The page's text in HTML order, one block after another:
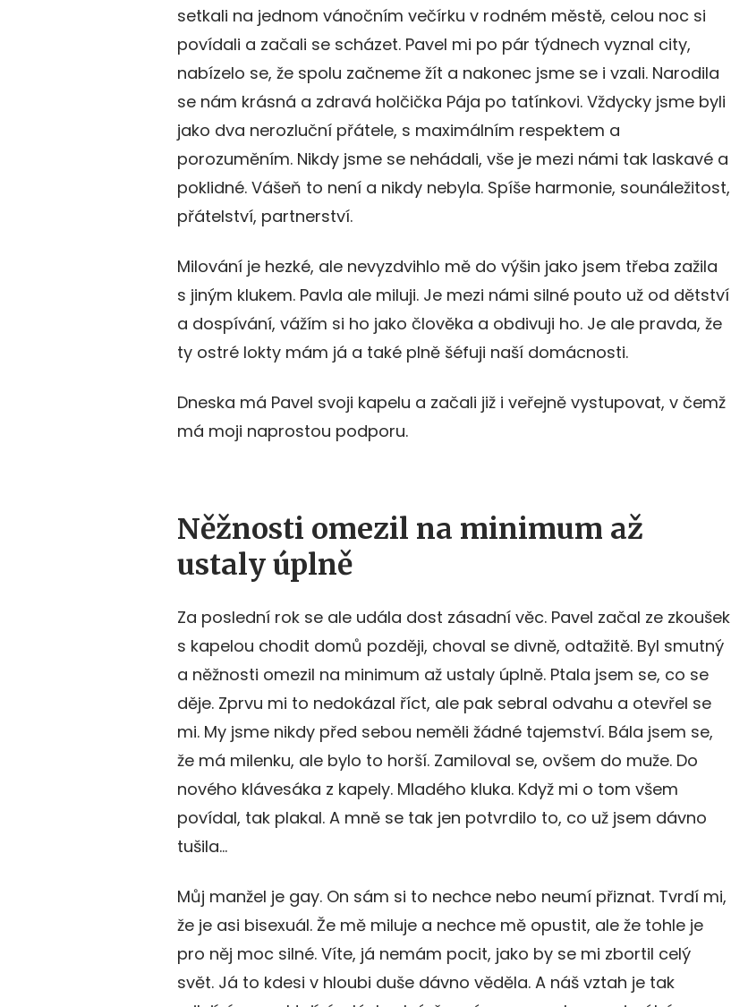
setkali na jednom vánočním večírku v rodném městě, celou noc si
povídali a začali se scházet. Pavel mi po pár týdnech vyznal city,
nabízelo se, že spolu začneme žít a nakonec jsme se i vzali. Narodila
se nám krásná a zdravá holčička Pája po tatínkovi. Vždycky jsme byli
jako dva nerozluční přátele, s maximálním respektem a
porozuměním. Nikdy jsme se nehádali, vše je mezi námi tak laskavé a
poklidné. Vášeň to není a nikdy nebyla. Spíše harmonie, sounáležitost,
přátelství, partnerství.
Milování je hezké, ale nevyzdvihlo mě do výšin jako jsem třeba zažila
s jiným klukem. Pavla ale miluji. Je mezi námi silné pouto už od dětství
a dospívání, vážím si ho jako člověka a obdivuji ho. Je ale pravda, že
ty ostré lokty mám já a také plně šéfuji naší domácnosti.
Dneska má Pavel svoji kapelu a začali již i veřejně vystupovat, v čemž
má moji naprostou podporu.
Něžnosti omezil na minimum až
ustaly úplně
Za poslední rok se ale udála dost zásadní věc. Pavel začal ze zkoušek
s kapelou chodit domů později, choval se divně, odtažitě. Byl smutný
a něžnosti omezil na minimum až ustaly úplně. Ptala jsem se, co se
děje. Zprvu mi to nedokázal říct, ale pak sebral odvahu a otevřel se
mi. My jsme nikdy před sebou neměli žádné tajemství. Bála jsem se,
že má milenku, ale bylo to horší. Zamiloval se, ovšem do muže. Do
nového klávesáka z kapely. Mladého kluka. Když mi o tom všem
povídal, tak plakal. A mně se tak jen potvrdilo to, co už jsem dávno
tušila…
Můj manžel je gay. On sám si to nechce nebo neumí přiznat. Tvrdí mi,
že je asi bisexuál. Že mě miluje a nechce mě opustit, ale že tohle je
pro něj moc silné. Víte, já nemám pocit, jako by se mi zbortil celý
svět. Já to kdesi v hloubi duše dávno věděla. A náš vztah je tak